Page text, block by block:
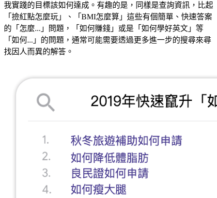
我實踐的目標該如何達成。有趣的是，同樣是查詢資訊，比起
「撿紅點怎麼玩」、「BMI怎麼算」這些有個簡單、快速答案
的「怎麼...」問題，「如何賺錢」或是「如何學好英文」等
「如何...」的問題，通常可能需要透過更多進一步的搜尋來尋
找因人而異的解答。